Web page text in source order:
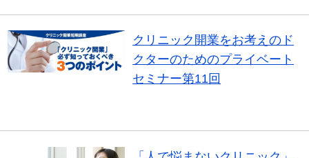
クリニック開業をお考えのド
クターのためのプライベート
セミナー第11回